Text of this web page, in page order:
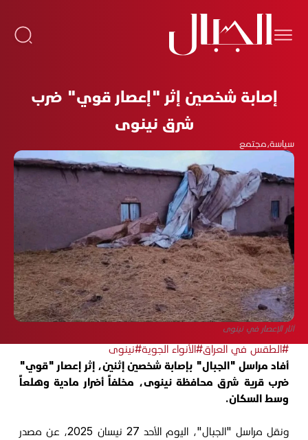
إصابة شخصين إثر "إعصار قوي" ضرب
شرق نينوى
سياسة،مجتمع
آثار الإعصار في نينوى
#الطقس في العراق#الأنواء الجوية#نينوى
أفاد مراسل "الجبال" بإصابة شخصين إثنين، إثر إعصار "قوي"
ضرب قرية شرق محافظة نينوى، مخلفاً أضرار مادية وهلعاً
وسط السكان.
ونقل مراسل "الجبال"، اليوم الأحد 27 نيسان 2025، عن مصدر